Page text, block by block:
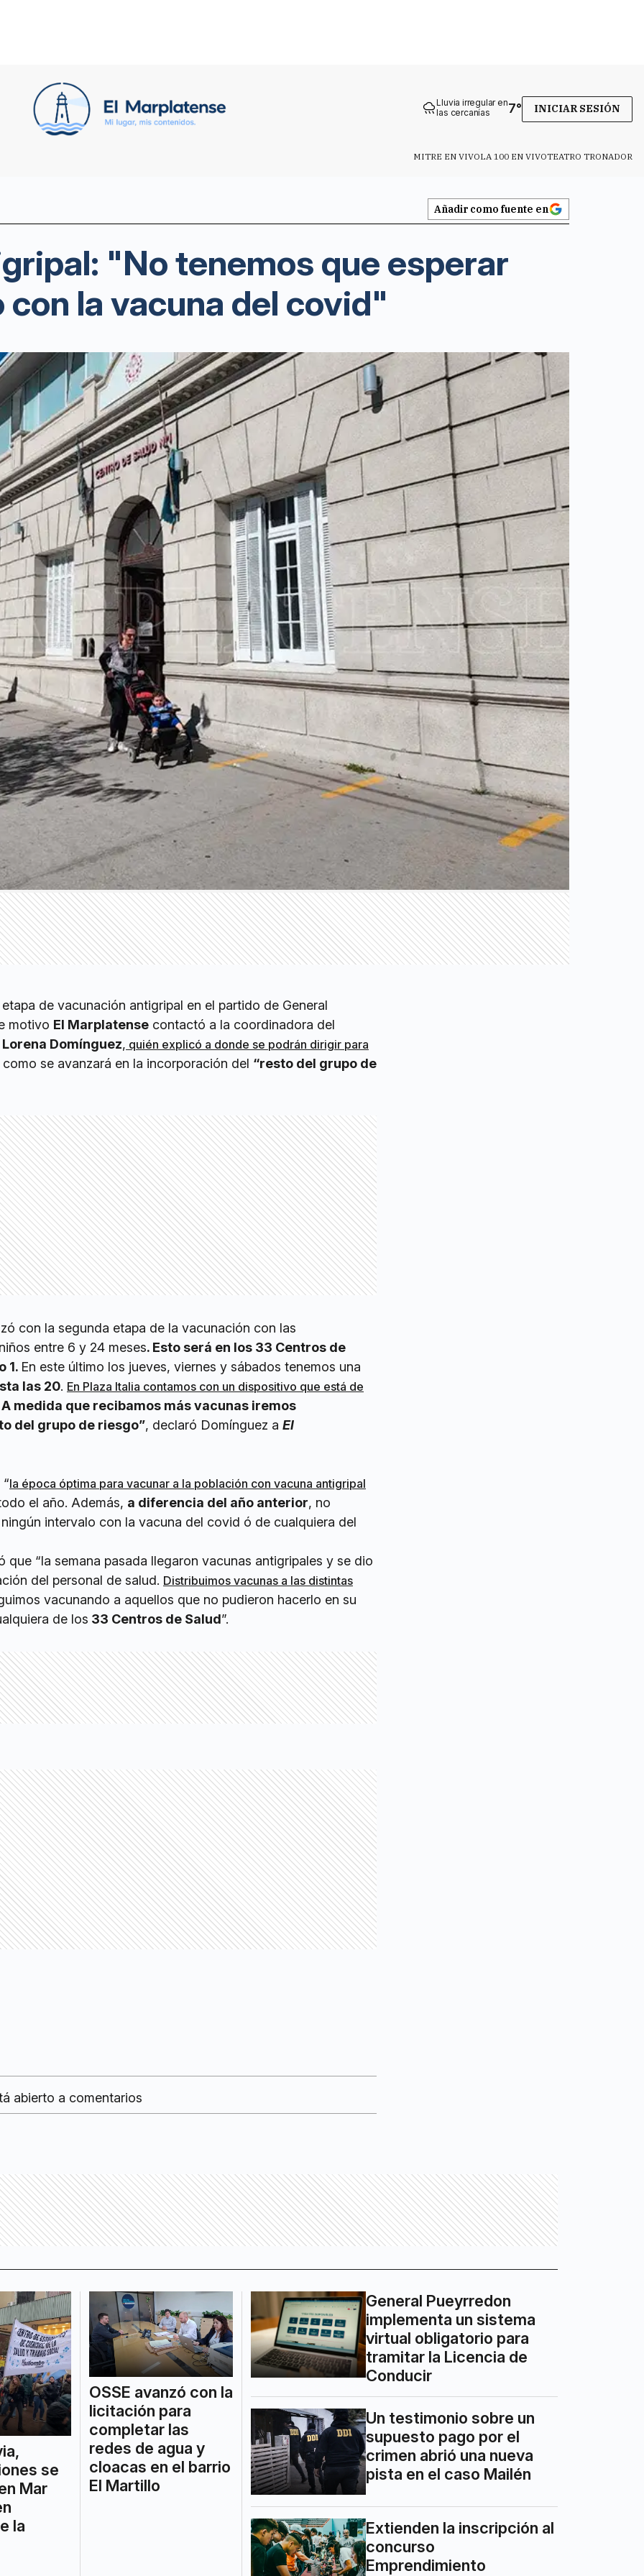
Lluvia irregular en
las cercanías
7° INICIAR SESIÓN
MITRE EN VIVOLA 100 EN VIVOTEATRO TRONADOR
Añadir como fuente en
"No tenemos que esperar
la vacuna del covid"
de vacunación antigripal en el partido de General
motivo El Marplatense contactó a la coordinadora del
Lorena Domínguez, quién explicó a donde se podrán dirigir para
se avanzará en la incorporación del “resto del grupo de
con la segunda etapa de la vacunación con las
entre 6 y 24 meses. Esto será en los 33 Centros de
1. En este último los jueves, viernes y sábados tenemos una
las 20. En Plaza Italia contamos con un dispositivo que está de
A medida que recibamos más vacunas iremos
del grupo de riesgo”, declaró Domínguez a El
la época óptima para vacunar a la población con vacuna antigripal
el año. Además, a diferencia del año anterior, no
intervalo con la vacuna del covid ó de cualquiera del
que “la semana pasada llegaron vacunas antigripales y se dio
del personal de salud. Distribuimos vacunas a las distintas
vacunando a aquellos que no pudieron hacerlo en su
de los 33 Centros de Salud”.
abierto a comentarios
se
Mar
la
OSSE avanzó con la
licitación para
completar las
redes de agua y
cloacas en el barrio
El Martillo
General Pueyrredon
implementa un sistema
virtual obligatorio para
tramitar la Licencia de
Conducir
Un testimonio sobre un
supuesto pago por el
crimen abrió una nueva
pista en el caso Mailén
Extienden la inscripción al
concurso
Emprendimiento